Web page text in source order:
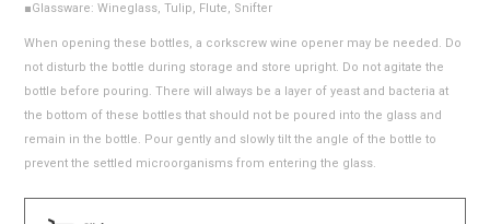
■Glassware: Wineglass, Tulip, Flute, Snifter
When opening these bottles, a corkscrew wine opener may be needed. Do
not disturb the bottle during storage and store upright. Do not agitate the
bottle before pouring. There will always be a layer of yeast and bacteria at
the bottom of these bottles that should not be poured into the glass and
remain in the bottle. Pour gently and slowly tilt the angle of the bottle to
prevent the settled microorganisms from entering the glass.